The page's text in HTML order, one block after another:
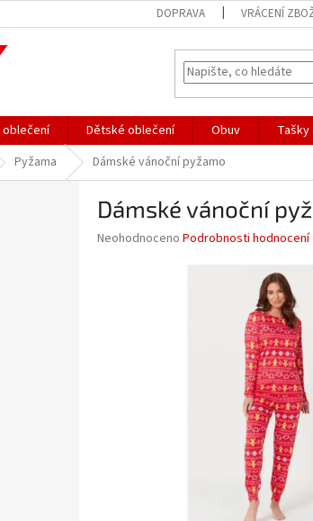
DOPRAVA VRÁCENÍ
oblečení Dětské oblečení Obuv
Pyžama Dámské vánoční pyžamo
Dámské vánoční
Průměrné
Neohodnoceno Podrobnosti hodnocení